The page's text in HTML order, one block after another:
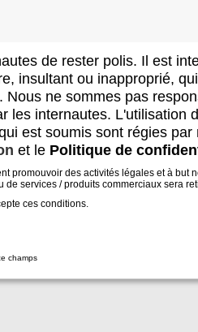
de rester polis. Il est
insultant ou inapproprié,
Nous ne sommes pas
les internautes. L'utilisation
est soumis sont régies
et le Politique de
promouvoir des activités légales et à but
de services / produits commerciaux sera
ces conditions.
champs